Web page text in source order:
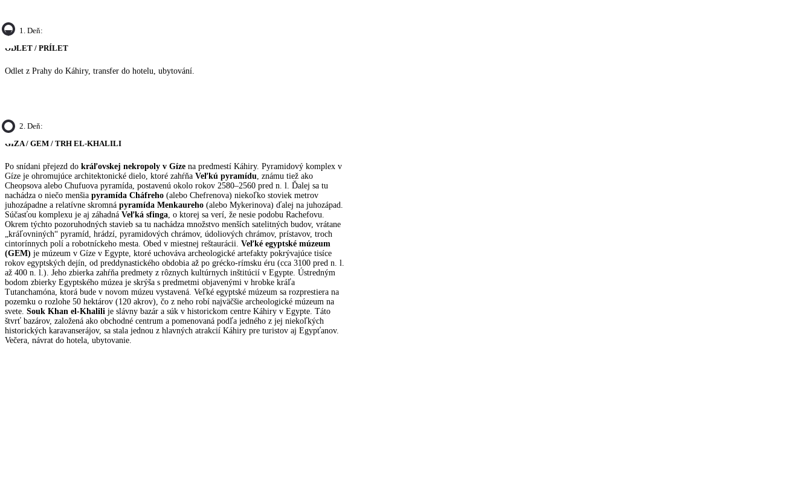
1. Deň:
ODLET / PRÍLET
Odlet z Prahy do Káhiry, transfer do hotelu, ubytování.
2. Deň:
GÍZA / GEM / TRH EL-KHALILI
Po snídani přejezd do kráľovskej nekropoly v Gíze na predmestí Káhiry. Pyramidový komplex v
Gíze je ohromujúce architektonické dielo, ktoré zahŕňa Veľkú pyramídu , známu tiež ako
Cheopsova alebo Chufuova pyramída, postavenú okolo rokov 2580–2560 pred n. l. Ďalej sa tu
nachádza o niečo menšia pyramída Cháfreho (alebo Chefrenova) niekoľko stoviek metrov
juhozápadne a relatívne skromná pyramída Menkaureho (alebo Mykerinova) ďalej na juhozápad.
Súčasťou komplexu je aj záhadná Veľká sfinga , o ktorej sa verí, že nesie podobu Rachefovu.
Okrem týchto pozoruhodných stavieb sa tu nachádza množstvo menších satelitných budov, vrátane
„kráľovniných“ pyramíd, hrádzí, pyramidových chrámov, údoliových chrámov, prístavov, troch
cintorínnych polí a robotníckeho mesta. Obed v miestnej reštaurácii. Veľké egyptské múzeum
(GEM) je múzeum v Gíze v Egypte, ktoré uchováva archeologické artefakty pokrývajúce tisíce
rokov egyptských dejín, od preddynastického obdobia až po grécko-rímsku éru (cca 3100 pred n. l.
až 400 n. l.). Jeho zbierka zahŕňa predmety z rôznych kultúrnych inštitúcií v Egypte. Ústredným
bodom zbierky Egyptského múzea je skrýša s predmetmi objavenými v hrobke kráľa
Tutanchamóna, ktorá bude v novom múzeu vystavená. Veľké egyptské múzeum sa rozprestiera na
pozemku o rozlohe 50 hektárov (120 akrov), čo z neho robí najväčšie archeologické múzeum na
svete. Souk Khan el-Khalili je slávny bazár a súk v historickom centre Káhiry v Egypte. Táto
štvrť bazárov, založená ako obchodné centrum a pomenovaná podľa jedného z jej niekoľkých
historických karavanserájov, sa stala jednou z hlavných atrakcií Káhiry pre turistov aj Egypťanov.
Večera, návrat do hotela, ubytovanie.